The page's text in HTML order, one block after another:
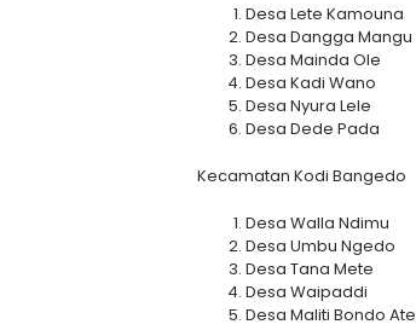
Desa Lete Kamouna
Desa Dangga Mangu
Desa Mainda Ole
Desa Kadi Wano
Desa Nyura Lele
Desa Dede Pada
Kecamatan Kodi Bangedo
Desa Walla Ndimu
Desa Umbu Ngedo
Desa Tana Mete
Desa Waipaddi
Desa Maliti Bondo Ate